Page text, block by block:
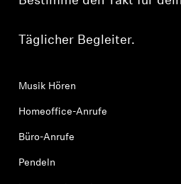
Täglicher Begleiter.
Musik Hören
Homeoffice-Anrufe
Büro-Anrufe
Pendeln